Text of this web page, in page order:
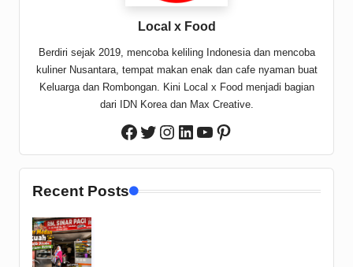
Local x Food
Berdiri sejak 2019, mencoba keliling Indonesia dan mencoba
kuliner Nusantara, tempat makan enak dan cafe nyaman buat
Keluarga dan Rombongan. Kini Local x Food menjadi bagian
dari IDN Korea dan Max Creative.
Facebook
Twitter
Instagram
LinkedIn
YouTube
Pinterest
Recent Posts